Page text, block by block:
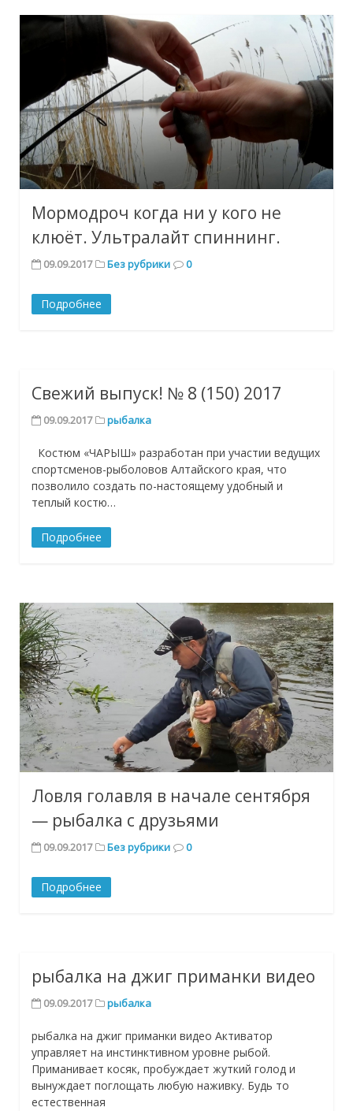
Мормодроч когда ни у кого не
клюёт. Ультралайт спиннинг.
09.09.2017 Без рубрики 0
Подробнее
Свежий выпуск! № 8 (150) 2017
09.09.2017 рыбалка
Костюм «ЧАРЫШ» разработан при участии ведущих
спортсменов-рыболовов Алтайского края, что
позволило создать по-настоящему удобный и
теплый костю…
Подробнее
Ловля голавля в начале сентября
— рыбалка с друзьями
09.09.2017 Без рубрики 0
Подробнее
рыбалка на джиг приманки видео
09.09.2017 рыбалка
рыбалка на джиг приманки видео Активатор
управляет на инстинктивном уровне рыбой.
Приманивает косяк, пробуждает жуткий голод и
вынуждает поглощать любую наживку. Будь то
естественная